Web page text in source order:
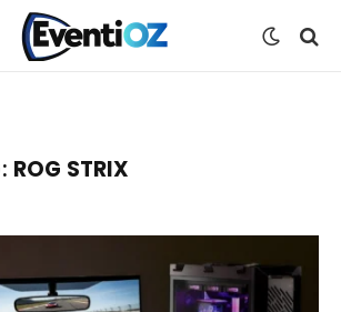
ROG STRIX